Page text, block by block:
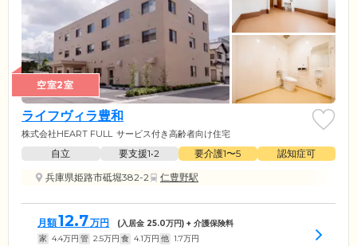
空室2室
ライフヴィラ豊和
株式会社HEART FULL サービス付き高齢者向け住宅
自立 要支援1•2 要介護1〜5
認知症可
兵庫県姫路市砥堀382-2
仁豊野駅
月額12.7万円 (入居金 25.0万円) + 介護保険料
家 4.4万円 管 2.5万円 食 4.1万円 他 1.7万円